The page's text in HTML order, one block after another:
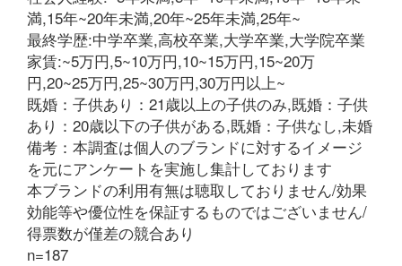
満,15年~20年未満,20年~25年未満,25年~
最終学歴:中学卒業,高校卒業,大学卒業,大学院卒業
家賃:~5万円,5~10万円,10~15万円,15~20万
円,20~25万円,25~30万円,30万円以上~
既婚：子供あり：21歳以上の子供のみ,既婚：子供
あり：20歳以下の子供がある,既婚：子供なし,未婚
備考：本調査は個人のブランドに対するイメージ
を元にアンケートを実施し集計しております
本ブランドの利用有無は聴取しておりません/効果
効能等や優位性を保証するものではございません/
得票数が僅差の競合あり
n=187